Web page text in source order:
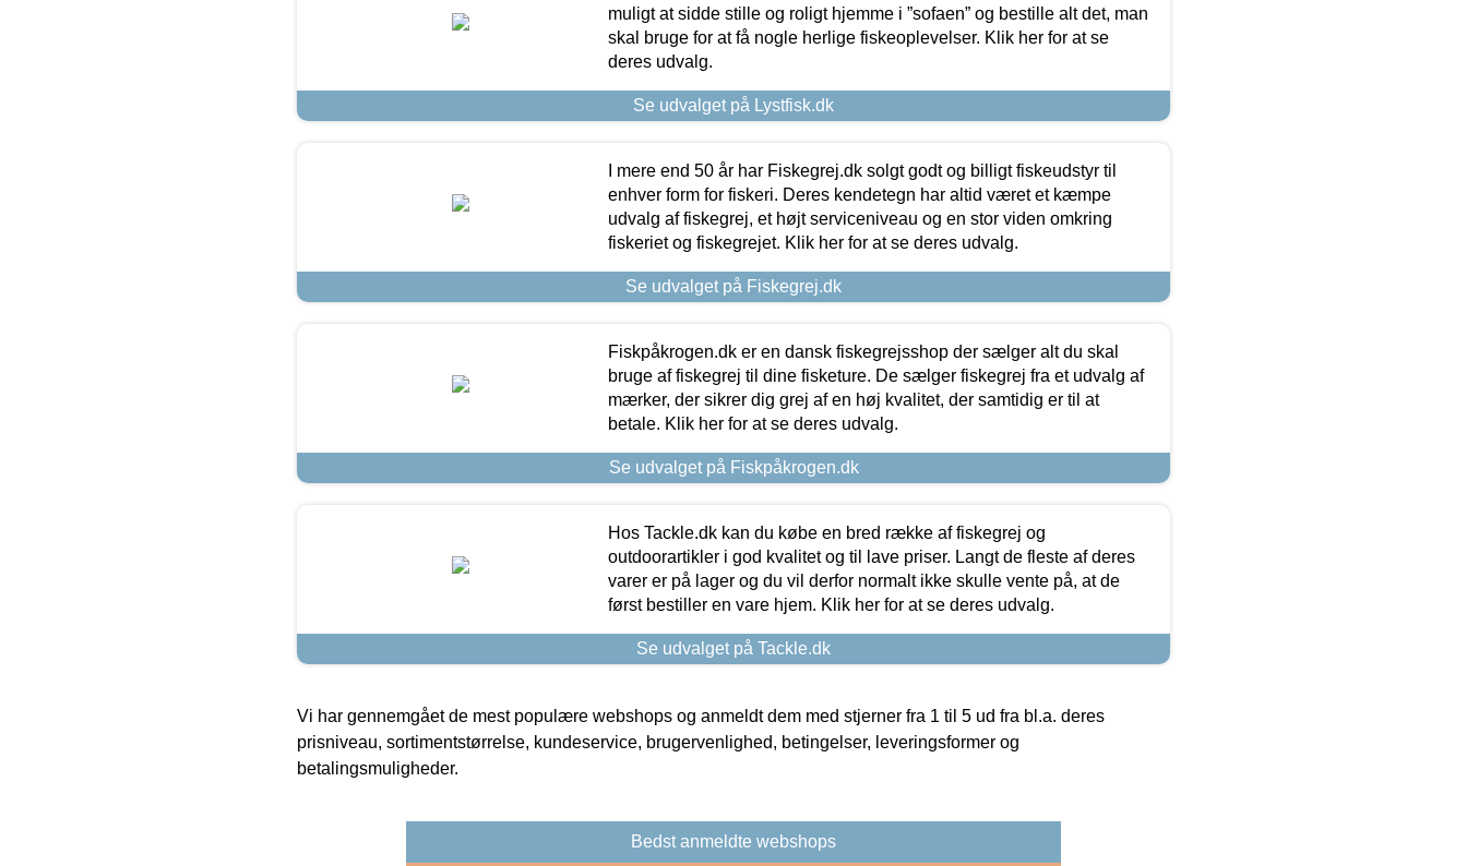
muligt at sidde stille og roligt hjemme i ”sofaen” og bestille alt det, man
skal bruge for at få nogle herlige fiskeoplevelser. Klik her for at se
deres udvalg.
Se udvalget på Lystfisk.dk
I mere end 50 år har Fiskegrej.dk solgt godt og billigt fiskeudstyr til
enhver form for fiskeri. Deres kendetegn har altid været et kæmpe
udvalg af fiskegrej, et højt serviceniveau og en stor viden omkring
fiskeriet og fiskegrejet. Klik her for at se deres udvalg.
Se udvalget på Fiskegrej.dk
Fiskpåkrogen.dk er en dansk fiskegrejsshop der sælger alt du skal
bruge af fiskegrej til dine fisketure. De sælger fiskegrej fra et udvalg af
mærker, der sikrer dig grej af en høj kvalitet, der samtidig er til at
betale. Klik her for at se deres udvalg.
Se udvalget på Fiskpåkrogen.dk
Hos Tackle.dk kan du købe en bred række af fiskegrej og
outdoorartikler i god kvalitet og til lave priser. Langt de fleste af deres
varer er på lager og du vil derfor normalt ikke skulle vente på, at de
først bestiller en vare hjem. Klik her for at se deres udvalg.
Se udvalget på Tackle.dk
Vi har gennemgået de mest populære webshops og anmeldt dem med stjerner fra 1 til 5 ud fra bl.a. deres
prisniveau, sortimentstørrelse, kundeservice, brugervenlighed, betingelser, leveringsformer og
betalingsmuligheder.
Bedst anmeldte webshops